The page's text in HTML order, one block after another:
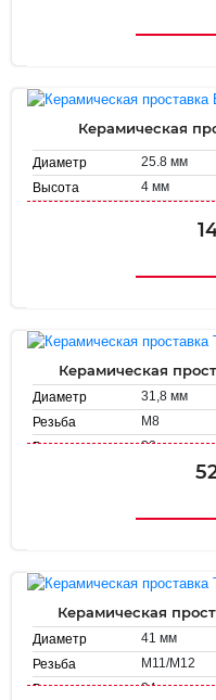
Керамическая
Диаметр
25.8 мм
Высота
4 мм
Керамическая
Диаметр
31,8 мм
Резьба
М8
Высота
32 мм
Керамическая
Диаметр
41 мм
Резьба
M11/M12
Высота
34 мм